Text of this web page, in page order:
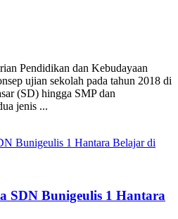
Pendidikan dan Kebudayaan
ujian sekolah pada tahun 2018 di
(SD) hingga SMP dan
jenis ...
SDN Bunigeulis 1 Hantara